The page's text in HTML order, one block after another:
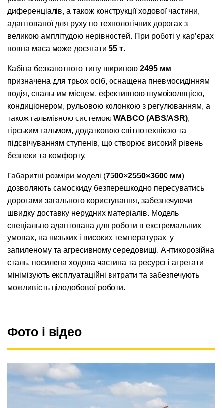
диференціалів, а також конструкції ходової частини,
адаптованої для руху по технологічних дорогах з
великою амплітудою нерівностей. При роботі у кар’єрах
повна маса може досягати 55 т.
Кабіна безкапотного типу шириною 2495 мм
призначена для трьох осіб, оснащена пневмосидінням
водія, спальним місцем, ефективною шумоізоляцією,
кондиціонером, рульовою колонкою з регулюванням, а
також гальмівною системою WABCO (ABS/ASR),
гірським гальмом, додатковою світлотехнікою та
підсвічуванням ступенів, що створює високий рівень
безпеки та комфорту.
Габаритні розміри моделі (7500×2550×3600 мм)
дозволяють самоскиду безперешкодно пересуватись
дорогами загального користування, забезпечуючи
швидку доставку нерудних матеріалів. Модель
спеціально адаптована для роботи в екстремальних
умовах, на низьких і високих температурах, у
запиленому та агресивному середовищі. Антикорозійна
сталь, посилена ходова частина та ресурсні агрегати
мінімізують експлуатаційні витрати та забезпечують
можливість цілодобової роботи.
Фото і відео